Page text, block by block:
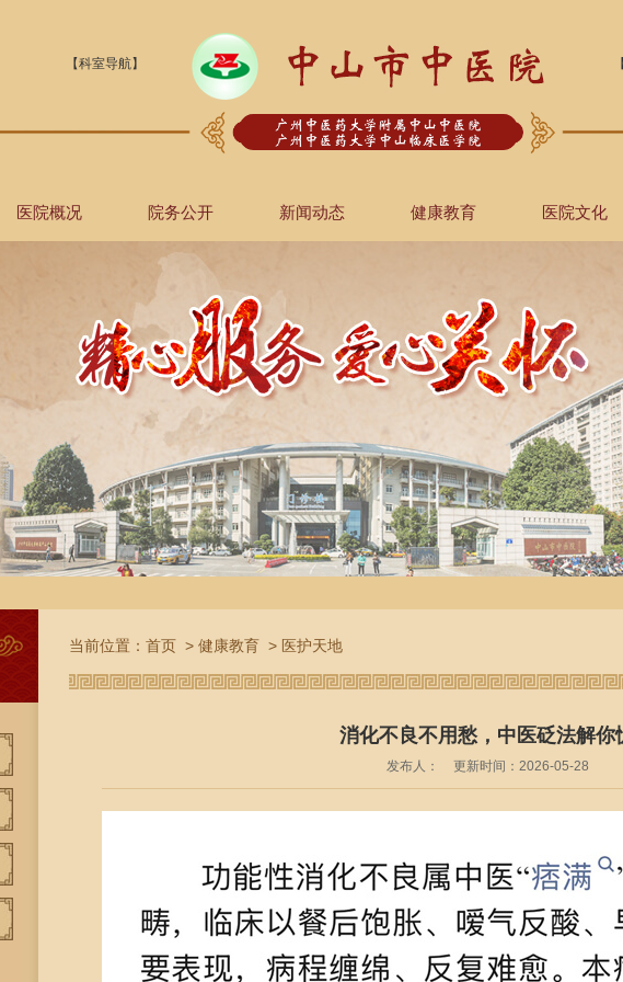
【科室导航】
医院概况 院务公开 新闻动态 健康教育 医院文化
当前位置： 首页 > 健康教育 > 医护天地
消化不良不用愁，中医砭法解你
发布人： 更新时间：2026-05-28